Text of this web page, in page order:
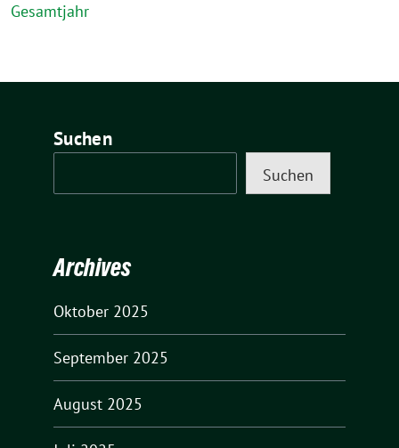
Gesamtjahr
Suchen
Suchen
Archives
Oktober 2025
September 2025
August 2025